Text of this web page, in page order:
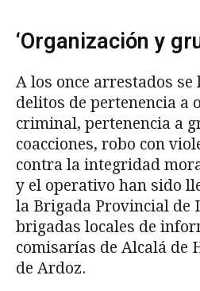
‘Organización y
A los once arrestados
delitos de pertenencia a
criminal, pertenencia a
coacciones, robo con
contra la integridad
y el operativo han sido
la Brigada Provincial de
brigadas locales de
comisarías de Alcalá de
de Ardoz.